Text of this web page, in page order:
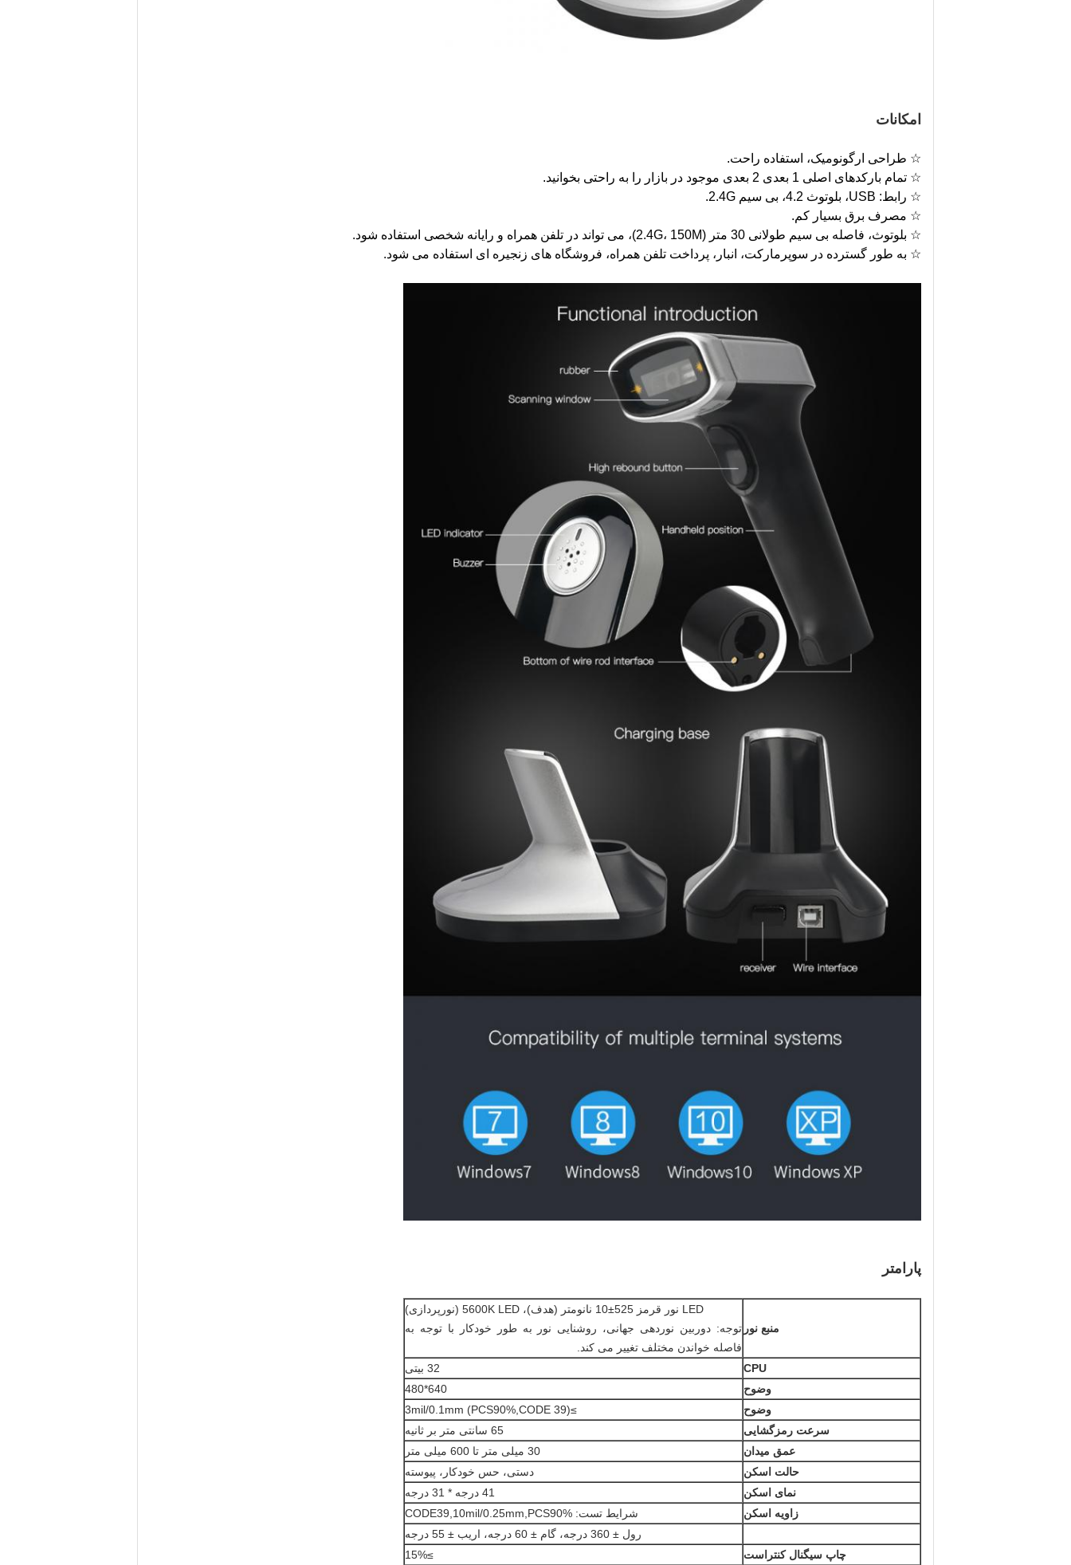
امکانات
☆ طراحی ارگونومیک، استفاده راحت.
☆ تمام بارکدهای اصلی 1 بعدی 2 بعدی موجود در بازار را به راحتی بخوانید.
☆ رابط: USB، بلوتوث 4.2، بی سیم 2.4G.
☆ مصرف برق بسیار کم.
☆ بلوتوث، فاصله بی سیم طولانی 30 متر (2.4G، 150M)، می تواند در تلفن همراه و رایانه شخصی استفاده شود.
☆ به طور گسترده در سوپرمارکت، انبار، پرداخت تلفن همراه، فروشگاه های زنجیره ای استفاده می شود.
پارامتر
منبع نور
LED نور قرمز 525±10 نانومتر (هدف)، 5600K LED (نورپردازی)
توجه: دوربین نوردهی جهانی، روشنایی نور به طور خودکار با توجه به
فاصله خواندن مختلف تغییر می کند.
CPU
32 بیتی
وضوح
640*480
وضوح
≥3mil/0.1mm (PCS90%,CODE 39)
سرعت رمزگشایی
65 سانتی متر بر ثانیه
عمق میدان
30 میلی متر تا 600 میلی متر
حالت اسکن
دستی، حس خودکار، پیوسته
نمای اسکن
41 درجه * 31 درجه
زاویه اسکن
شرایط تست: CODE39,10mil/0.25mm,PCS90%
رول ± 360 درجه، گام ± 60 درجه، اریب ± 55 درجه
چاپ سیگنال کنتراست
≥15%